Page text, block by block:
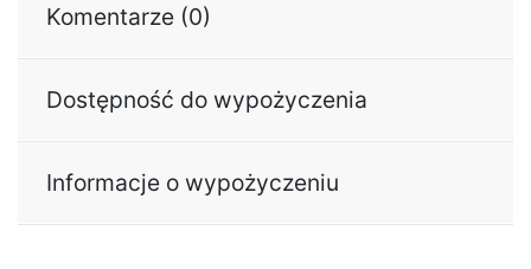
Komentarze (0)
Dostępność do wypożyczenia
Informacje o wypożyczeniu